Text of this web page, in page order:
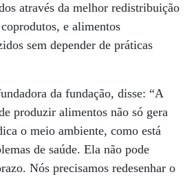
através da melhor redistribuição
e alimentos
sem depender de práticas
da fundação, disse: “A
produzir alimentos não só gera
o meio ambiente, como está
de saúde. Ela não pode
Nós precisamos redesenhar o